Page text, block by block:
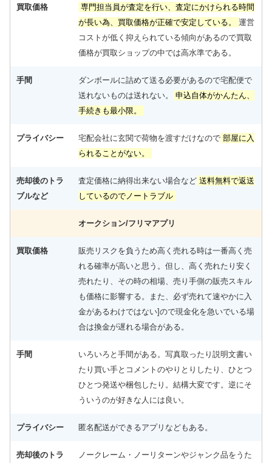
買取価格
専門担当員が査定を行い、査定にかけられる時間
が長い為、買取価格が正確で安定している。 運営
コストが低く抑えられている傾向があるので買取
価格が買取ショップの中では高水準である。
手間
ダンボールに詰めて送る必要があるので宅配便で
送れないものは送れない。
申込自体がかんたん、
手続きも最小限。
プライバシー 宅配会社に玄関で荷物を渡すだけなので 部屋に入
られることがない。
売却後のトラ
ブルなど
査定価格に納得出来ない場合など 送料無料で返送
しているのでノートラブル
オークション/フリマアプリ
買取価格
販売リスクを負うため高く売れる時は一番高く売
れる確率が高いと思う。但し、高く売れたり安く
売れたり、その時の相場、売り手側の販売スキル
も価格に影響する。また、必ず売れて速やかに入
金があるわけではない]ので現金化を急いでいる場
合は換金が遅れる場合がある。
手間
いろいろと手間がある。写真取ったり説明文書い
たり買い手とコメントのやりとりしたり、ひとつ
ひとつ発送や梱包したり。結構大変です。逆にそ
ういうのが好きな人には良い。
プライバシー 匿名配送ができるアプリなどもある。
売却後のトラ
ノークレーム・ノーリターンやジャンク品をうた